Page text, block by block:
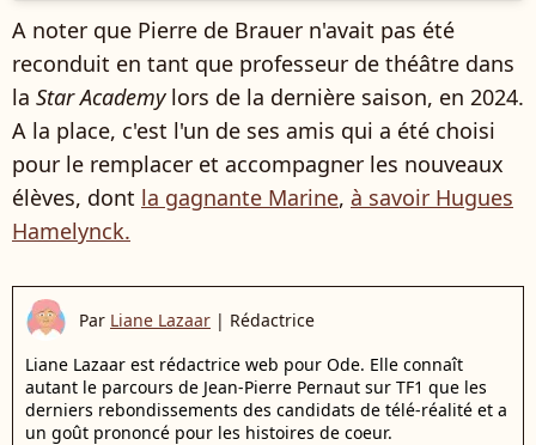
A noter que Pierre de Brauer n'avait pas été
reconduit en tant que professeur de théâtre dans
la Star Academylors de la dernière saison, en 2024.
A la place, c'est l'un de ses amis qui a été choisi
pour le remplacer et accompagner les nouveaux
élèves, dont la gagnante Marine, à savoir Hugues
Hamelynck.
Par Liane Lazaar | Rédactrice
Liane Lazaar est rédactrice web pour Ode. Elle connaît
autant le parcours de Jean-Pierre Pernaut sur TF1 que les
derniers rebondissements des candidats de télé-réalité et a
un goût prononcé pour les histoires de coeur.